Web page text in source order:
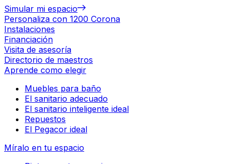
Simular mi espacio
Personaliza con 1200 Corona
Instalaciones
Financiación
Visita de asesoría
Directorio de maestros
Aprende como elegir
Muebles para baño
El sanitario adecuado
El sanitario inteligente ideal
Repuestos
El Pegacor ideal
Míralo en tu espacio